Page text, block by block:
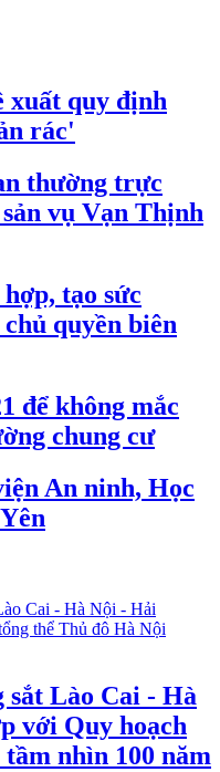
xuất quy định
rác'
thường trực
vụ Vạn Thịnh
tạo sức
quyền biên
để không mắc
chung cư
An ninh, Học
Lào Cai - Hà
với Quy hoạch
nhìn 100 năm